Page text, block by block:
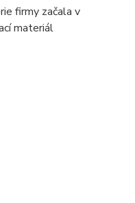
firmy začala v
materiál